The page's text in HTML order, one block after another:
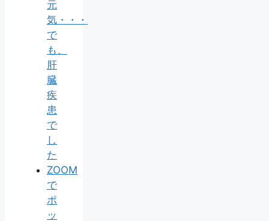
元
気・・・
で
も、
肝
臓
疾
患
で
し
た
ZOOM
で
ポ
ッ